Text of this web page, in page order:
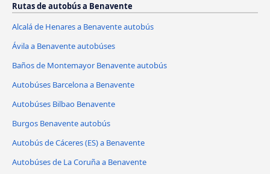
Rutas de autobús a Benavente
Alcalá de Henares a Benavente autobús
Ávila‎ a Benavente autobúses
Baños de Montemayor Benavente autobús
Autobúses Barcelona a Benavente
Autobúses Bilbao Benavente
Burgos Benavente autobús
Autobús de Cáceres‎‎ (ES) a Benavente
Autobúses de La Coruña a Benavente